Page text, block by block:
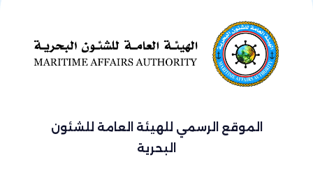
الموقع الرسمي للهيئة العامة للشئون
البحرية